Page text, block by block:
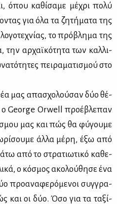
όπου κα­θί­σα­με μέ­χρι πο­λύ
για όλα τα ζη­τή­μα­τα της
το πρό­βλη­μα της
την αρ­χαϊ­κό­τη­τα των καλ­λι­
πει­ρα­μα­τι­σμού στο
μας απα­σχο­λού­σαν δύο θέ­
George Orwell προ­έ­βλε­παν
μας και πώς θα φύ­γου­με
άλ­λα μέ­ρη, έξω από
από το στρα­τιω­τι­κό κα­θε­
ο κό­σμος ακο­λού­θη­σε ένα
προ­α­να­φε­ρό­με­νοι συγ­γρα­
και οι δύο. Όσο για τα τα­ξί­